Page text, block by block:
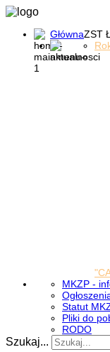
GłównaZST
MKZP -
Statut
Pliki do
RODO
Szukaj...